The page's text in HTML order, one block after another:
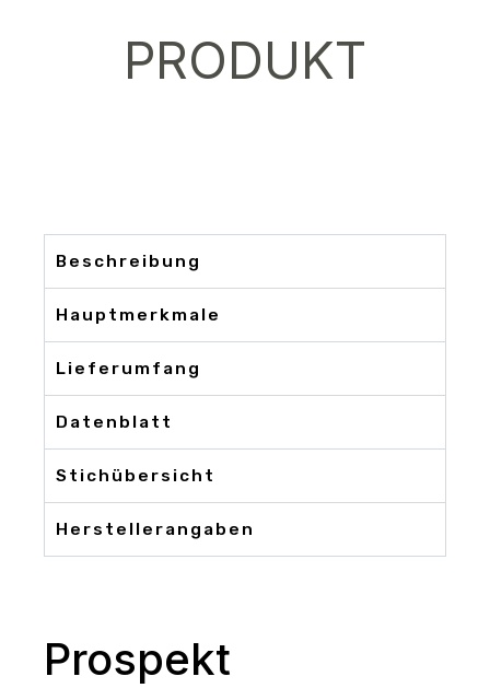
PRODUKT
Beschreibung
Hauptmerkmale
Lieferumfang
Datenblatt
Stichübersicht
Herstellerangaben
Prospekt